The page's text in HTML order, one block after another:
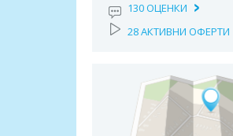
130 ОЦЕНКИ
28 АКТИВНИ ОФЕРТИ